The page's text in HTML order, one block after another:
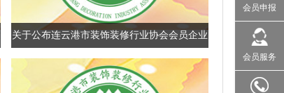
关于公布连云港市装饰装修行业协会会员企业
综合评估（住宅装饰类）结果的通知
会员申报
会员服务